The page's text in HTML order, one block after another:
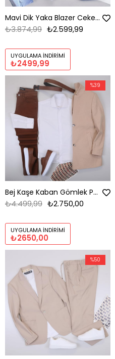
Mavi Dik Yaka Blazer Ceket Kombini Erkek | Slim Fit Şık Komple Set
₺2.599,99
₺3.874,99
UYGULAMA İNDIRIMI
₺2499,99
Bej Kaşe Kaban Gömlek Pantolon Ayakkabı Kombin
₺2.750,00
₺4.499,99
UYGULAMA İNDIRIMI
₺2650,00
%39
%50